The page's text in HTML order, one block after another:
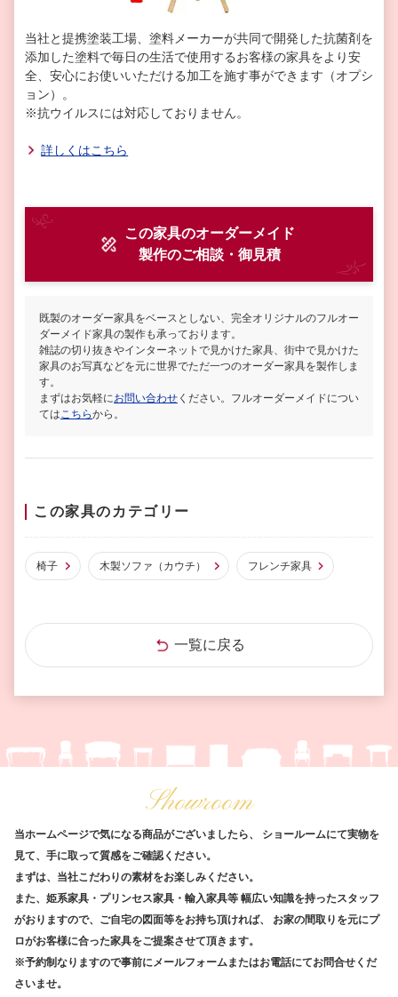
当社と提携塗装工場、塗料メーカーが共同で開発した抗菌剤を
添加した塗料で毎日の生活で使用するお客様の家具をより安
全、安心にお使いいただける加工を施す事ができます（オプシ
ョン）。
※抗ウイルスには対応しておりません。
詳しくはこちら
この家具のオーダーメイド
製作のご相談・御見積
既製のオーダー家具をベースとしない、完全オリジナルのフルオー
ダーメイド家具の製作も承っております。
雑誌の切り抜きやインターネットで見かけた家具、街中で見かけた
家具のお写真などを元に世界でただ一つのオーダー家具を製作しま
す。
まずはお気軽にお問い合わせ ください。フルオーダーメイドについ
ては こちらから。
この家具のカテゴリー
椅子 木製ソファ（カウチ） フレンチ家具
一覧に戻る
Showroom
当ホームページで気になる商品がございましたら、
ショールームにて実物を
見て、手に取って質感をご確認ください。
まずは、当社こだわりの素材をお楽しみください。
また、姫系家具・プリンセス家具・輸入家具等 幅広い知識を持ったスタッフ
がおりますので、ご自宅の図面等をお持ち頂ければ、
お家の間取りを元にプ
ロがお客様に合った家具をご提案させて頂きます。
※予約制なりますので事前にメールフォームまたはお電話にてお問合せくだ
さいませ。